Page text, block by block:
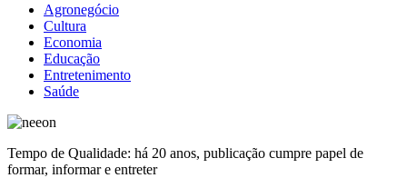
Agronegócio
Cultura
Economia
Educação
Entretenimento
Saúde
Tempo de Qualidade: há 20 anos, publicação cumpre papel de
formar, informar e entreter